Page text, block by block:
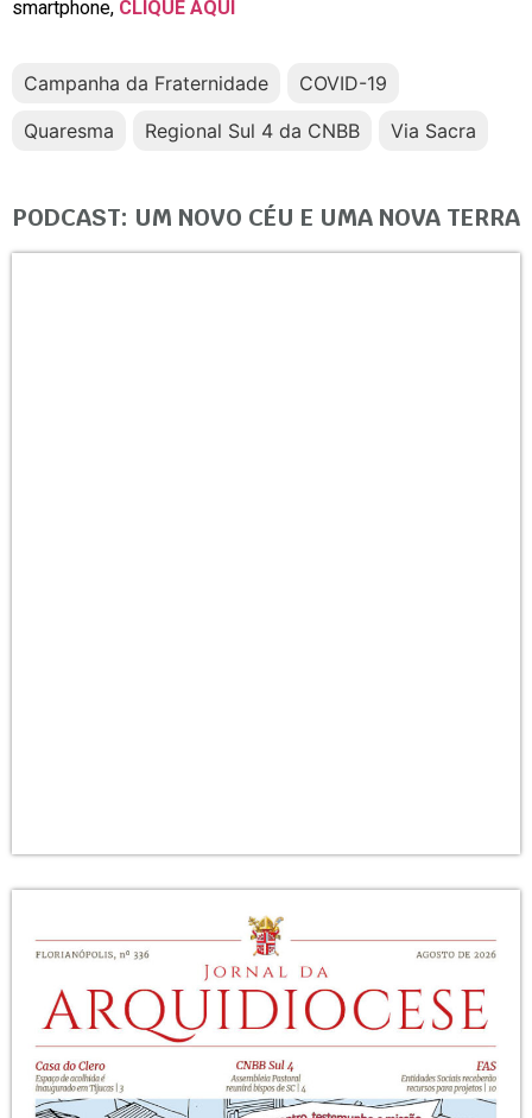
smartphone, CLIQUE AQUI
Campanha da Fraternidade
COVID-19
Quaresma
Regional Sul 4 da CNBB Via Sacra
PODCAST: UM NOVO CÉU E UMA NOVA TERRA